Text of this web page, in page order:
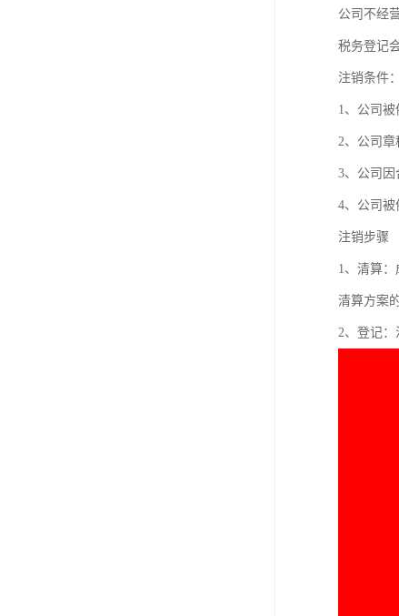
公司不经
税务登记
注销条件：
1、公司
2、公司
3、公司因
4、公司被
注销步骤
1、清算
清算方案
2、登记：